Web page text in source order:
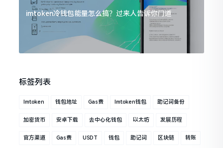
imtoken冷钱包能量怎么搞？过来人告诉你门道
标签列表
Imtoken 钱包地址 Gas费 Imtoken钱包 助记词备份
加密货币 安卓下载 去中心化钱包 以太坊 发展历程
官方渠道 Gas费 USDT 钱包 助记词 区块链 转账